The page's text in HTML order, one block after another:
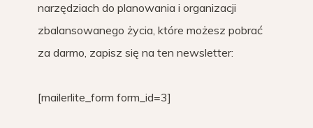
narzędziach do planowania i organizacji
zbalansowanego życia, które możesz pobrać
za darmo, zapisz się na ten newsletter:
[mailerlite_form form_id=3]